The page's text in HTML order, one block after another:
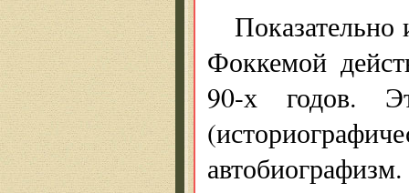
Показательно
Фоккемой
90-х годов.
автобиографизм.